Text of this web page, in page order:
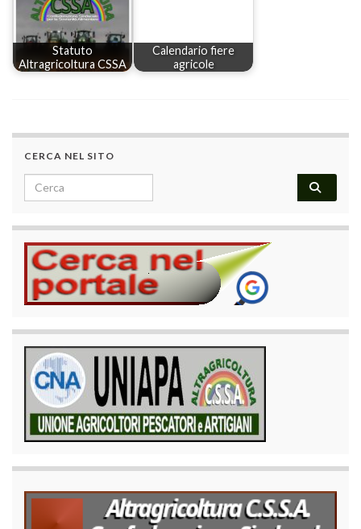
Statuto
Altragricoltura CSSA
Calendario fiere
agricole
CERCA NEL SITO
Search for: